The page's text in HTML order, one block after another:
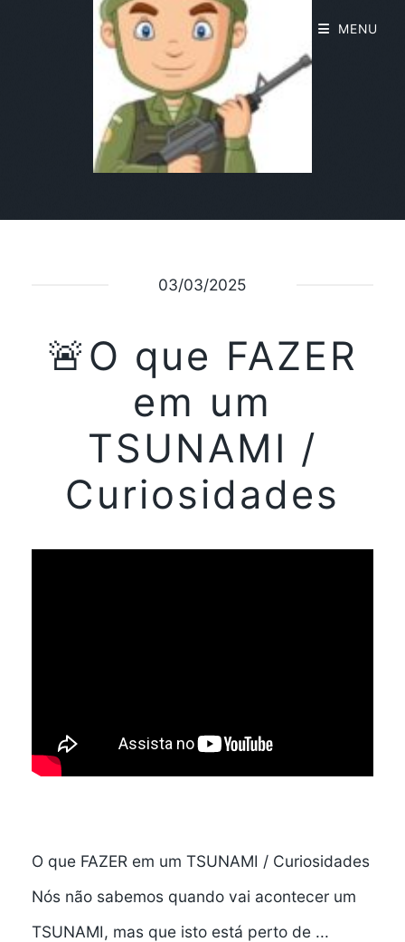
03/03/2025
🚨O que FAZER
em um
TSUNAMI /
Curiosidades
O que FAZER em um TSUNAMI / Curiosidades
Nós não sabemos quando vai acontecer um
TSUNAMI, mas que isto está perto de ...
MENU